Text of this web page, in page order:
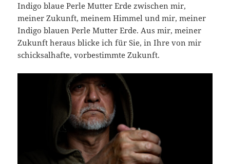
Indigo blaue Perle Mutter Erde zwischen mir,
meiner Zukunft, meinem Himmel und mir, meiner
Indigo blauen Perle Mutter Erde. Aus mir, meiner
Zukunft heraus blicke ich für Sie, in Ihre von mir
schicksalhafte, vorbestimmte Zukunft.